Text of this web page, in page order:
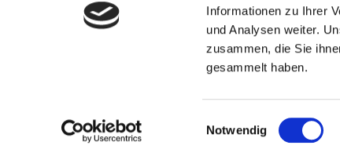
Informationen zu Ihrer
und Analysen weiter.
zusammen, die Sie
gesammelt haben.
Einwilligungsauswahl
Notwendig